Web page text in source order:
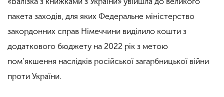
пакета заходів, для яких Федеральне міністерство
закордонних справ Німеччини виділило кошти з
додаткового бюджету на 2022 рік з метою
пом’якшення наслідків російської загарбницької війни
проти України.